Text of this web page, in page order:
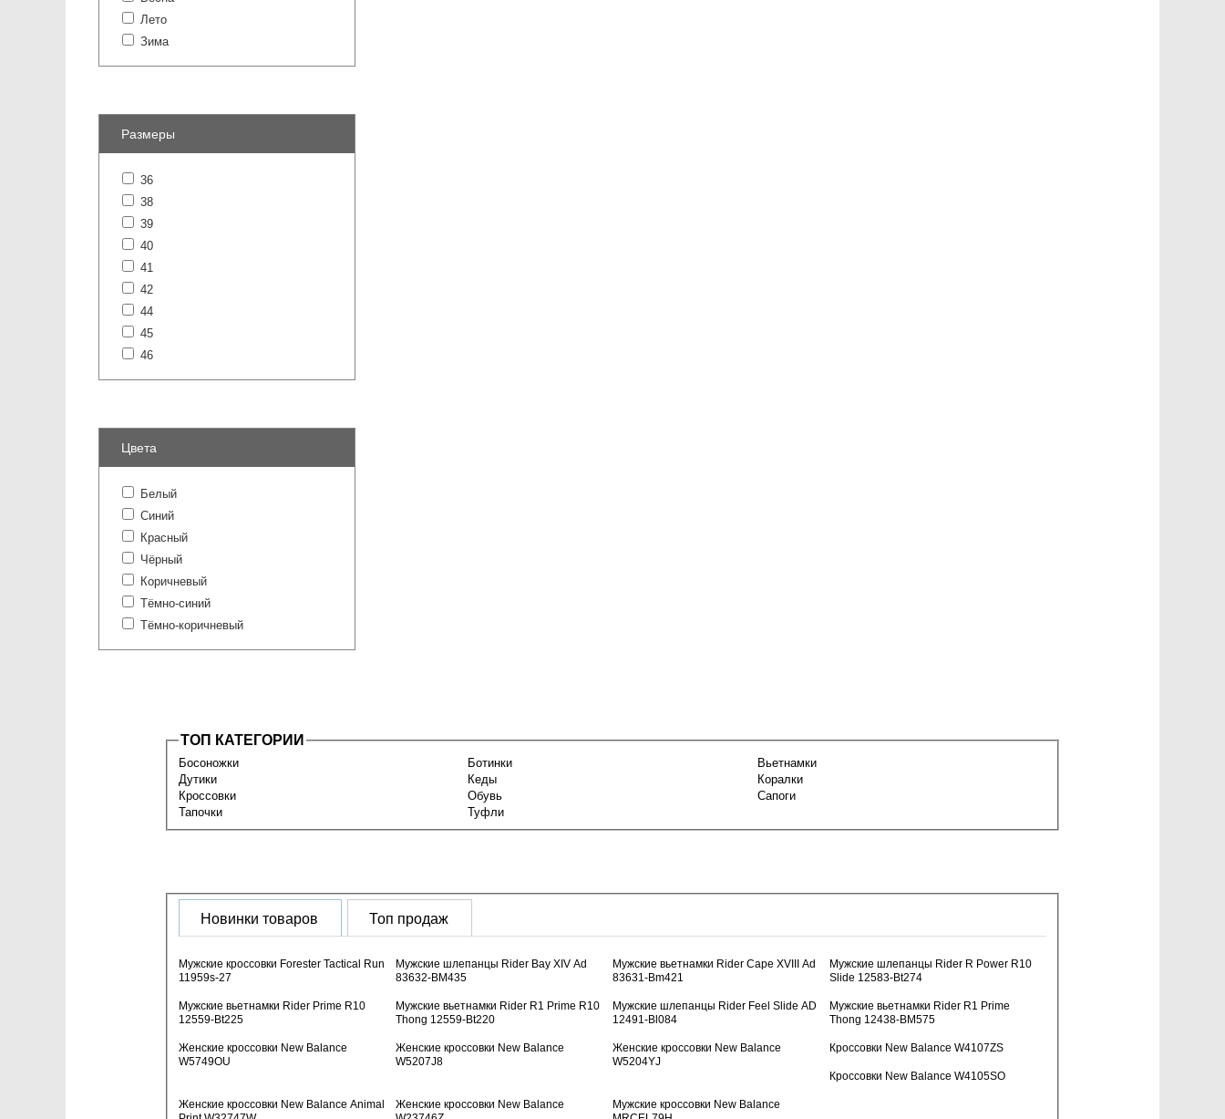
Лето
Зима
Размеры
36
38
39
40
41
42
44
45
46
Цвета
Белый
Синий
Красный
Чёрный
Коричневый
Тёмно-синий
Тёмно-коричневый
ТОП КАТЕГОРИИ
Босоножки Ботинки
Вьетнамки
Дутики
Кеды
Коралки
Кроссовки
Обувь
Сапоги
Тапочки
Туфли
Новинки товаров Топ продаж
Мужские кроссовки Forester Tactical Run
11959s-27
Мужские шлепанцы Rider Bay XIV Ad
83632-BM435
Мужские вьетнамки Rider Cape XVIII Ad
83631-Bm421
Мужские шлепанцы Rider R Power R10
Slide 12583-Bt274
Мужские вьетнамки Rider Prime R10
12559-Bt225
Мужские вьетнамки Rider R1 Prime R10
Thong 12559-Bt220
Мужские шлепанцы Rider Feel Slide AD
12491-Bl084
Мужские вьетнамки Rider R1 Prime
Thong 12438-BM575
Женские кроссовки New Balance
W5749OU
Женские кроссовки New Balance
W5207J8
Женские кроссовки New Balance
W5204YJ
Кроссовки New Balance W4107ZS
Кроссовки New Balance W4105SO
Женские кроссовки New Balance Animal
Женские кроссовки New Balance
Мужские кроссовки New Balance